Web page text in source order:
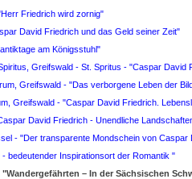
Friedrich wird zornig"
David Friedrich und das Geld seiner Zeit"
am Königsstuhl"
Greifswald - St. Spritus - "Caspar
Greifswald - "Das verborgene Leben der
Greifswald - "Caspar David Friedrich.
David Friedrich - Unendliche
- "Der transparente Mondschein von Caspar
bedeutender Inspirationsort der Romantik "
– In der Sächsischen